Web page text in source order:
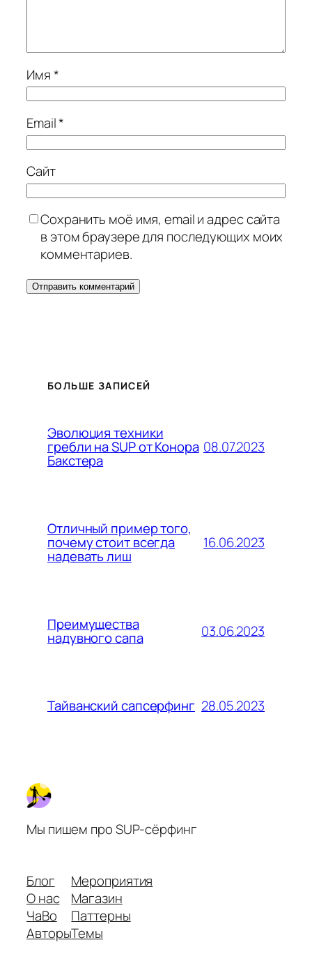
Имя*
Email*
Сайт
Сохранить моё имя, email и адрес сайта
в этом браузере для последующих моих
комментариев.
БОЛЬШЕ ЗАПИСЕЙ
Эволюция техники
гребли на SUP от Конора
Бакстера
08.07.2023
Отличный пример того,
почему стоит всегда
надевать лиш
16.06.2023
Преимущества
надувного сапа 03.06.2023
Тайванский сапсерфинг 28.05.2023
Мы пишем про SUP-сёрфинг
Блог
О нас
ЧаВо
Авторы
Мероприятия
Магазин
Паттерны
Темы